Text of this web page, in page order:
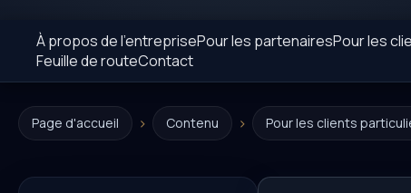
À propos de l’entreprisePour les partenairesPour les
Feuille de routeContact
Page d'accueil › Contenu › Pour les clients